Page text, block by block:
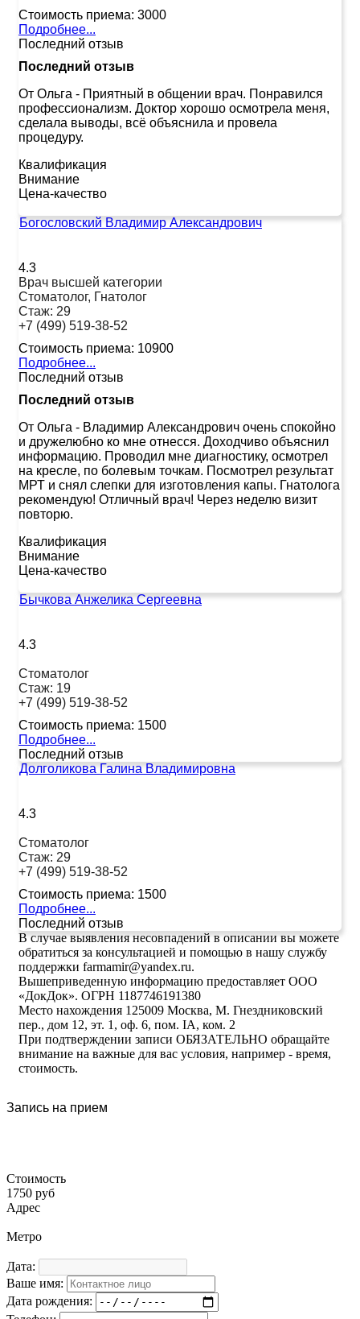
Стоимость приема: 3000
Подробнее...
Последний отзыв
Последний отзыв
От Ольга - Приятный в общении врач. Понравился
профессионализм. Доктор хорошо осмотрела меня,
сделала выводы, всё объяснила и провела
процедуру.
Квалификация
Внимание
Цена-качество
Богословский Владимир Александрович
4.3
Врач высшей категории
Стоматолог, Гнатолог
Стаж: 29
+7 (499) 519-38-52
Стоимость приема: 10900
Подробнее...
Последний отзыв
Последний отзыв
От Ольга - Владимир Александрович очень спокойно
и дружелюбно ко мне отнесся. Доходчиво объяснил
информацию. Проводил мне диагностику, осмотрел
на кресле, по болевым точкам. Посмотрел результат
МРТ и снял слепки для изготовления капы. Гнатолога
рекомендую! Отличный врач! Через неделю визит
повторю.
Квалификация
Внимание
Цена-качество
Бычкова Анжелика Сергеевна
4.3
Стоматолог
Стаж: 19
+7 (499) 519-38-52
Стоимость приема: 1500
Подробнее...
Последний отзыв
Долголикова Галина Владимировна
4.3
Стоматолог
Стаж: 29
+7 (499) 519-38-52
Стоимость приема: 1500
Подробнее...
Последний отзыв
В случае выявления несовпадений в описании вы можете
обратиться за консультацией и помощью в нашу службу
поддержки farmamir@yandex.ru.
Вышеприведенную информацию предоставляет ООО
«ДокДок». ОГРН 1187746191380
Место нахождения 125009 Москва, М. Гнездниковский
пер., дом 12, эт. 1, оф. 6, пом. IA, ком. 2
При подтверждении записи ОБЯЗАТЕЛЬНО обращайте
внимание на важные для вас условия, например - время,
стоимость.
Запись на прием
Стоимость
1750 руб
Адрес
Метро
Дата:
Ваше имя:
Дата рождения: